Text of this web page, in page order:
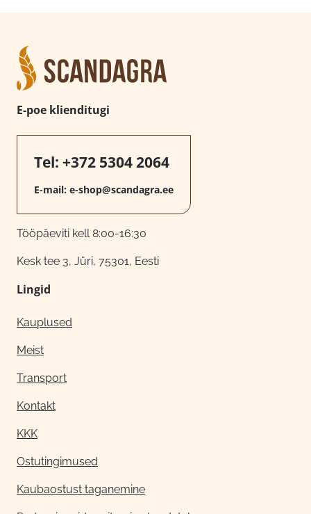
E-poe klienditugi
Tel: +372 5304 2064
E-mail: e-shop@scandagra.ee
Tööpäeviti kell 8:00-16:30
Kesk tee 3, Jüri, 75301, Eesti
Lingid
Kauplused
Meist
Transport
Kontakt
KKK
Ostutingimused
Kaubaostust taganemine